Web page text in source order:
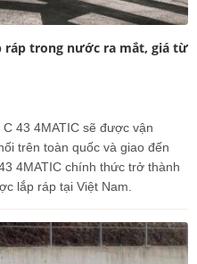
ráp trong nước ra mắt, giá từ
43 4MATIC sẽ được vận
trên toàn quốc và giao đến
4MATIC chính thức trở thành
lắp ráp tại Việt Nam.